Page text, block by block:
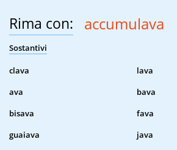
Rima con: accumulava
Sostantivi
clava
lava
ava
bava
bisava
fava
guaiava
java